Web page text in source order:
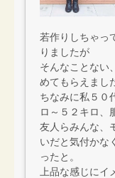
若作りしちゃっ
りましたが
そんなことない
めてもらえまし
ちなみに私５０
ロ～５２キロ、
友人らみんな、
いだと気付かな
ったと。
上品な感じに